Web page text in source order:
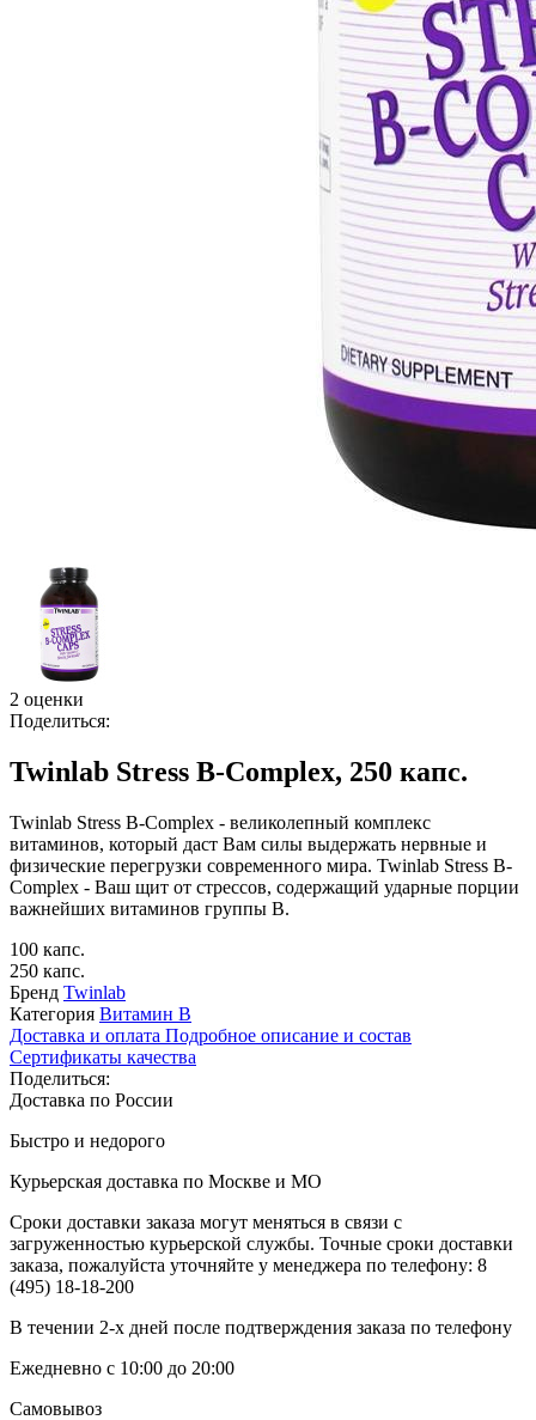
2 оценки
Поделиться:
Twinlab Stress B-Complex, 250 капс.
Twinlab Stress B-Complex - великолепный комплекс
витаминов, который даст Вам силы выдержать нервные и
физические перегрузки современного мира. Twinlab Stress B-
Complex - Ваш щит от стрессов, содержащий ударные порции
важнейших витаминов группы В.
100 капс.
250 капс.
Бренд Twinlab
Категория Витамин B
Доставка и оплата Подробное описание и состав
Сертификаты качества
Поделиться:
Доставка по России
Быстро и недорого
Курьерская доставка по Москве и МО
Сроки доставки заказа могут меняться в связи с
загруженностью курьерской службы. Точные сроки доставки
заказа, пожалуйста уточняйте у менеджера по телефону: 8
(495) 18-18-200
В течении 2-х дней после подтверждения заказа по телефону
Ежедневно с 10:00 до 20:00
Самовывоз